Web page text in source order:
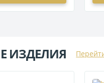
ИЗДЕЛИЯ